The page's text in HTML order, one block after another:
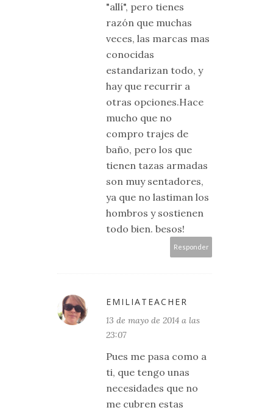
"allí", pero tienes
razón que muchas
veces, las marcas mas
conocidas
estandarizan todo, y
hay que recurrir a
otras opciones.Hace
mucho que no
compro trajes de
baño, pero los que
tienen tazas armadas
son muy sentadores,
ya que no lastiman los
hombros y sostienen
todo bien. besos!
Responder
EMILIATEACHER
13 de mayo de 2014 a las
23:07
Pues me pasa como a
ti, que tengo unas
necesidades que no
me cubren estas